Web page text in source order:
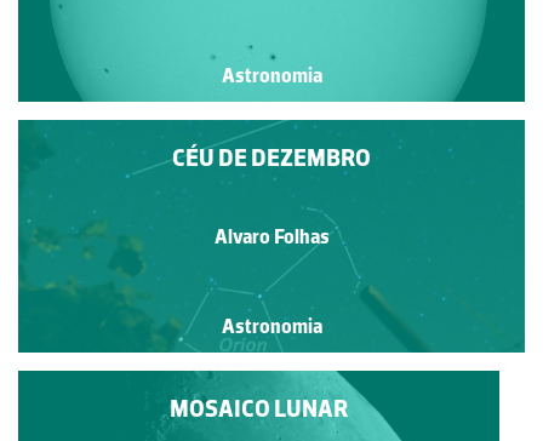
Astronomia
CÉU DE DEZEMBRO
Alvaro Folhas
Astronomia
MOSAICO LUNAR